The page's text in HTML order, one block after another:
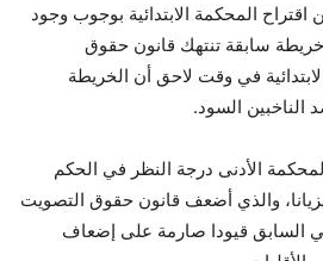
المحكمة الابتدائية بوجوب وجود
سابقة تنتهك قانون حقوق
في وقت لاحق أن الخريطة
السود.
الأدنى درجة النظر في الحكم
والذي أضعف قانون حقوق التصويت
السابق قيودا صارمة على إضعاف